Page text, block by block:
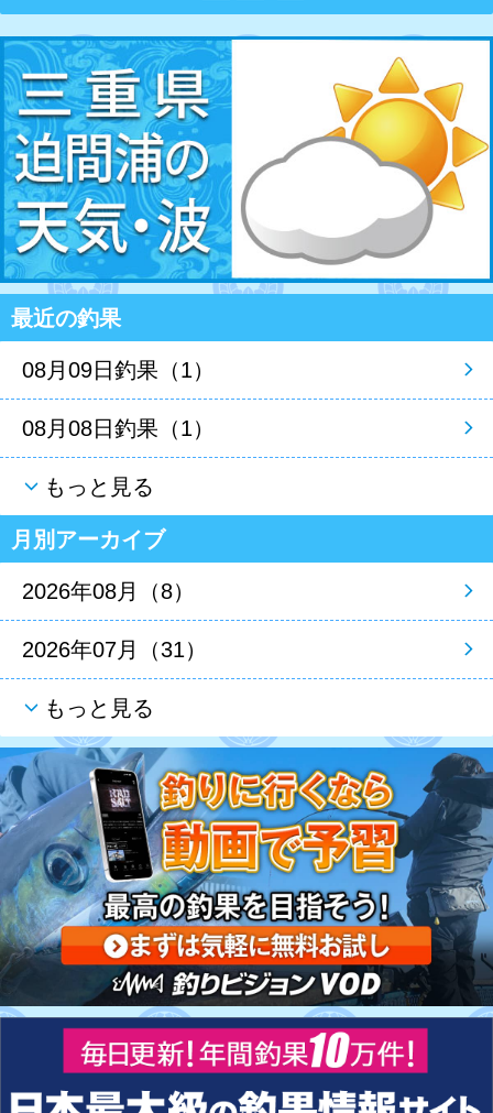
最近の釣果
08月09日釣果（1）
08月08日釣果（1）
もっと見る
月別アーカイブ
2026年08月（8）
2026年07月（31）
もっと見る